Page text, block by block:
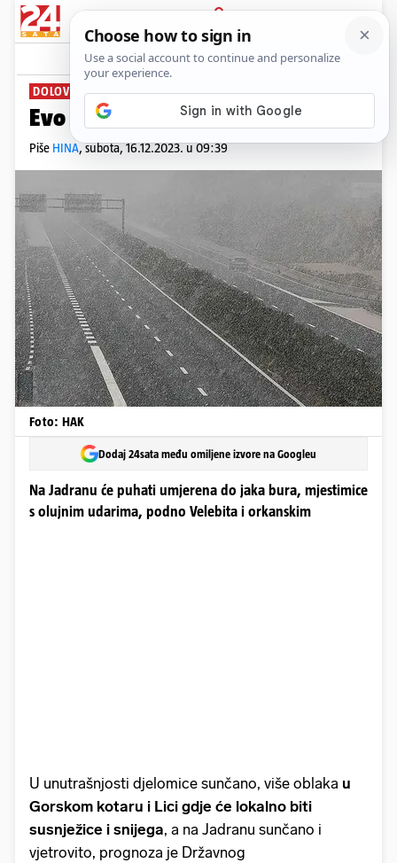
PRIJAVA
News Komentari
DOLOVE I BRIJEG...
Evo gdje će danas padati snijeg
Piše HINA,subota, 16.12.2023. u 09:39
Foto: HAK
Dodaj 24sata među omiljene izvore na Googleu
Na Jadranu će puhati umjerena do jaka bura, mjestimice
s olujnim udarima, podno Velebita i orkanskim
U unutrašnjosti djelomice sunčano, više oblaka u
Gorskom kotaru i Lici gdje će lokalno biti
susnježice i snijega, a na Jadranu sunčano i
vjetrovito, prognoza je Državnog